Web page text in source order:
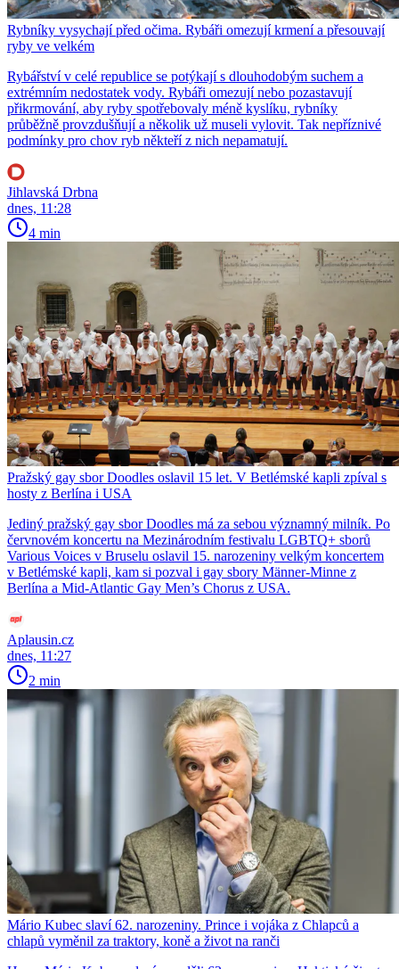
Rybníky vysychají před očima. Rybáři omezují krmení a přesouvají
ryby ve velkém
Rybářství v celé republice se potýkají s dlouhodobým suchem a
extrémním nedostatek vody. Rybáři omezují nebo pozastavují
přikrmování, aby ryby spotřebovaly méně kyslíku, rybníky
průběžně provzdušňují a několik už museli vylovit. Tak nepříznivé
podmínky pro chov ryb někteří z nich nepamatují.
Jihlavská Drbna
dnes, 11:28
4 min
Pražský gay sbor Doodles oslavil 15 let. V Betlémské kapli zpíval s
hosty z Berlína i USA
Jediný pražský gay sbor Doodles má za sebou významný milník. Po
červnovém koncertu na Mezinárodním festivalu LGBTQ+ sborů
Various Voices v Bruselu oslavil 15. narozeniny velkým koncertem
v Betlémské kapli, kam si pozval i gay sbory Männer-Minne z
Berlína a Mid-Atlantic Gay Men’s Chorus z USA.
Aplausin.cz
dnes, 11:27
2 min
Mário Kubec slaví 62. narozeniny. Prince i vojáka z Chlapců a
chlapů vyměnil za traktory, koně a život na ranči